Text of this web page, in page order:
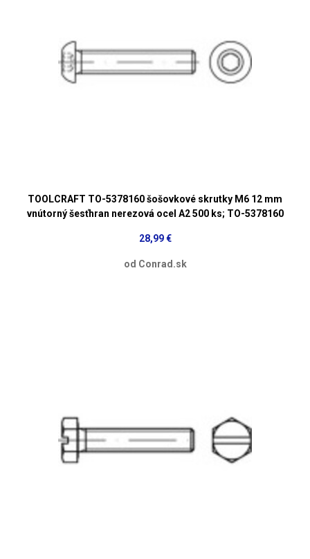
TOOLCRAFT TO-5378160 šošovkové skrutky M6 12 mm
vnútorný šesťhran nerezová ocel A2 500 ks; TO-5378160
28,99 €
od Conrad.sk